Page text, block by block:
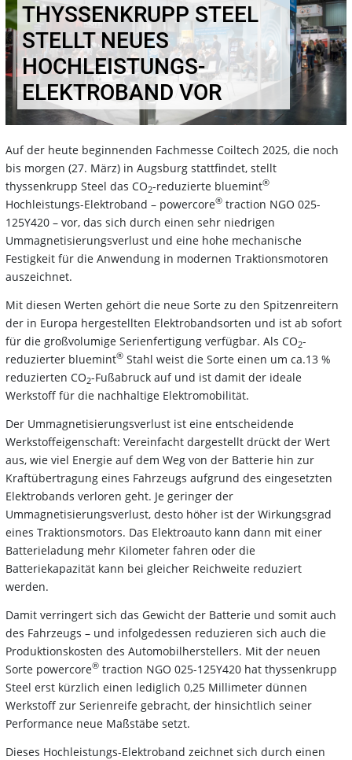
THYSSENKRUPP STEEL
STELLT NEUES
HOCHLEISTUNGS-
ELEKTROBAND VOR
Auf der heute beginnenden Fachmesse Coiltech 2025, die noch
bis morgen (27. März) in Augsburg stattfindet, stellt
thyssenkrupp Steel das CO2-reduzierte bluemint®
Hochleistungs-Elektroband – powercore® traction NGO 025-
125Y420 – vor, das sich durch einen sehr niedrigen
Ummagnetisierungsverlust und eine hohe mechanische
Festigkeit für die Anwendung in modernen Traktionsmotoren
auszeichnet.
Mit diesen Werten gehört die neue Sorte zu den Spitzenreitern
der in Europa hergestellten Elektrobandsorten und ist ab sofort
für die großvolumige Serienfertigung verfügbar. Als CO2-
reduzierter bluemint® Stahl weist die Sorte einen um ca.13 %
reduzierten CO2-Fußabruck auf und ist damit der ideale
Werkstoff für die nachhaltige Elektromobilität.
Der Ummagnetisierungsverlust ist eine entscheidende
Werkstoffeigenschaft: Vereinfacht dargestellt drückt der Wert
aus, wie viel Energie auf dem Weg von der Batterie hin zur
Kraftübertragung eines Fahrzeugs aufgrund des eingesetzten
Elektrobands verloren geht. Je geringer der
Ummagnetisierungsverlust, desto höher ist der Wirkungsgrad
eines Traktionsmotors. Das Elektroauto kann dann mit einer
Batterieladung mehr Kilometer fahren oder die
Batteriekapazität kann bei gleicher Reichweite reduziert
werden.
Damit verringert sich das Gewicht der Batterie und somit auch
des Fahrzeugs – und infolgedessen reduzieren sich auch die
Produktionskosten des Automobilherstellers. Mit der neuen
Sorte powercore® traction NGO 025-125Y420 hat thyssenkrupp
Steel erst kürzlich einen lediglich 0,25 Millimeter dünnen
Werkstoff zur Serienreife gebracht, der hinsichtlich seiner
Performance neue Maßstäbe setzt.
Dieses Hochleistungs-Elektroband zeichnet sich durch einen